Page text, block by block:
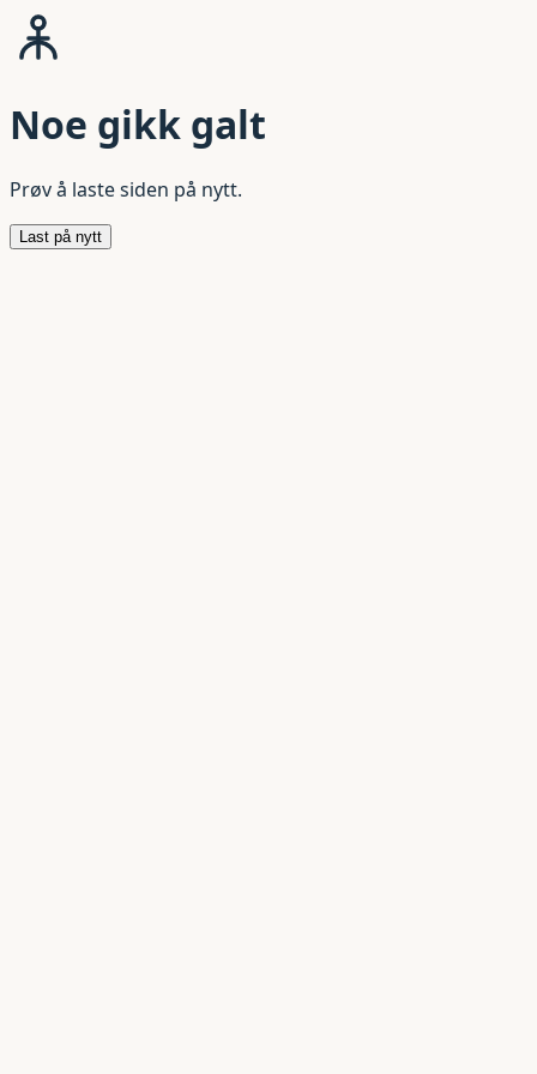
Noe gikk galt
Prøv å laste siden på nytt.
Last på nytt